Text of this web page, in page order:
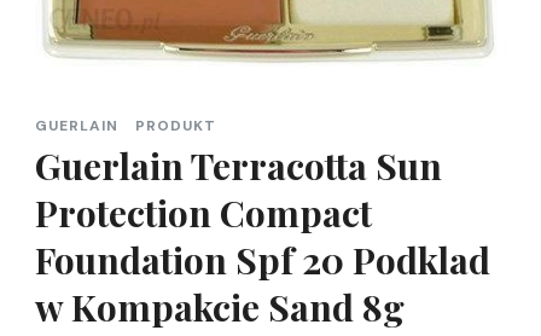
GUERLAIN PRODUKT
Guerlain Terracotta Sun
Protection Compact
Foundation Spf 20 Podklad
w Kompakcie Sand 8g